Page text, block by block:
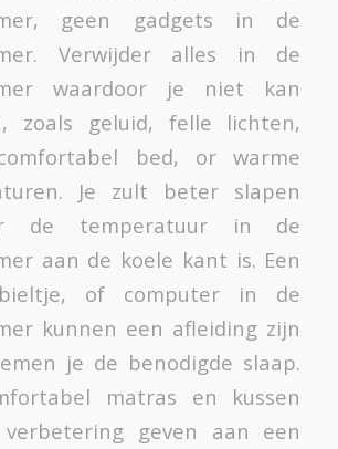
geen gadgets in de
Verwijder alles in de
waardoor je niet kan
zoals geluid, felle lichten,
bed, or warme
Je zult beter slapen
de temperatuur in de
aan de koele kant is. Een
of computer in de
kunnen een afleiding zijn
je de benodigde slaap.
matras en kussen
geven aan een